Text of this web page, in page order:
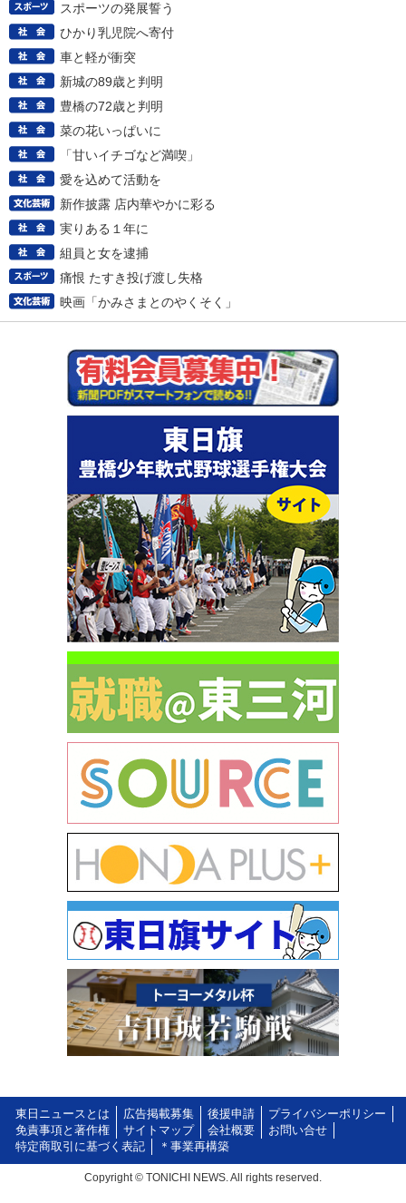
スポーツの発展誓う
ひかり乳児院へ寄付
車と軽が衝突
新城の89歳と判明
豊橋の72歳と判明
菜の花いっぱいに
「甘いイチゴなど満喫」
愛を込めて活動を
新作披露 店内華やかに彩る
実りある１年に
組員と女を逮捕
痛恨 たすき投げ渡し失格
映画「かみさまとのやくそく」
東日ニュースとは 広告掲載募集 後援申請
プライバシーポリシー
免責事項と著作権
サイトマップ 会社概要
お問い合せ
特定商取引に基づく表記
＊事業再構築
Copyright © TONICHI NEWS. All rights reserved.